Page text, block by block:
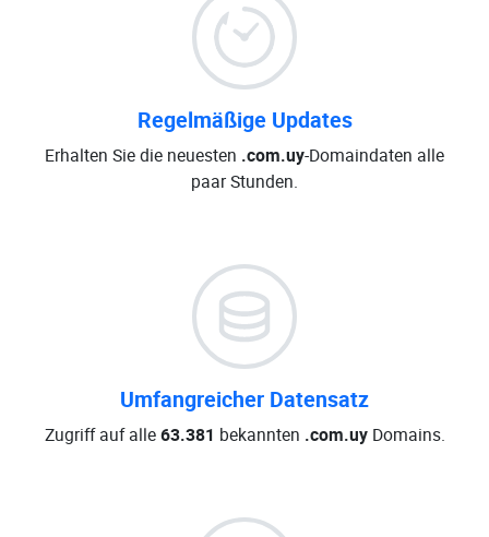
Regelmäßige Updates
Erhalten Sie die neuesten .com.uy-Domaindaten alle
paar Stunden.
Umfangreicher Datensatz
Zugriff auf alle63.381 bekannten .com.uyDomains.